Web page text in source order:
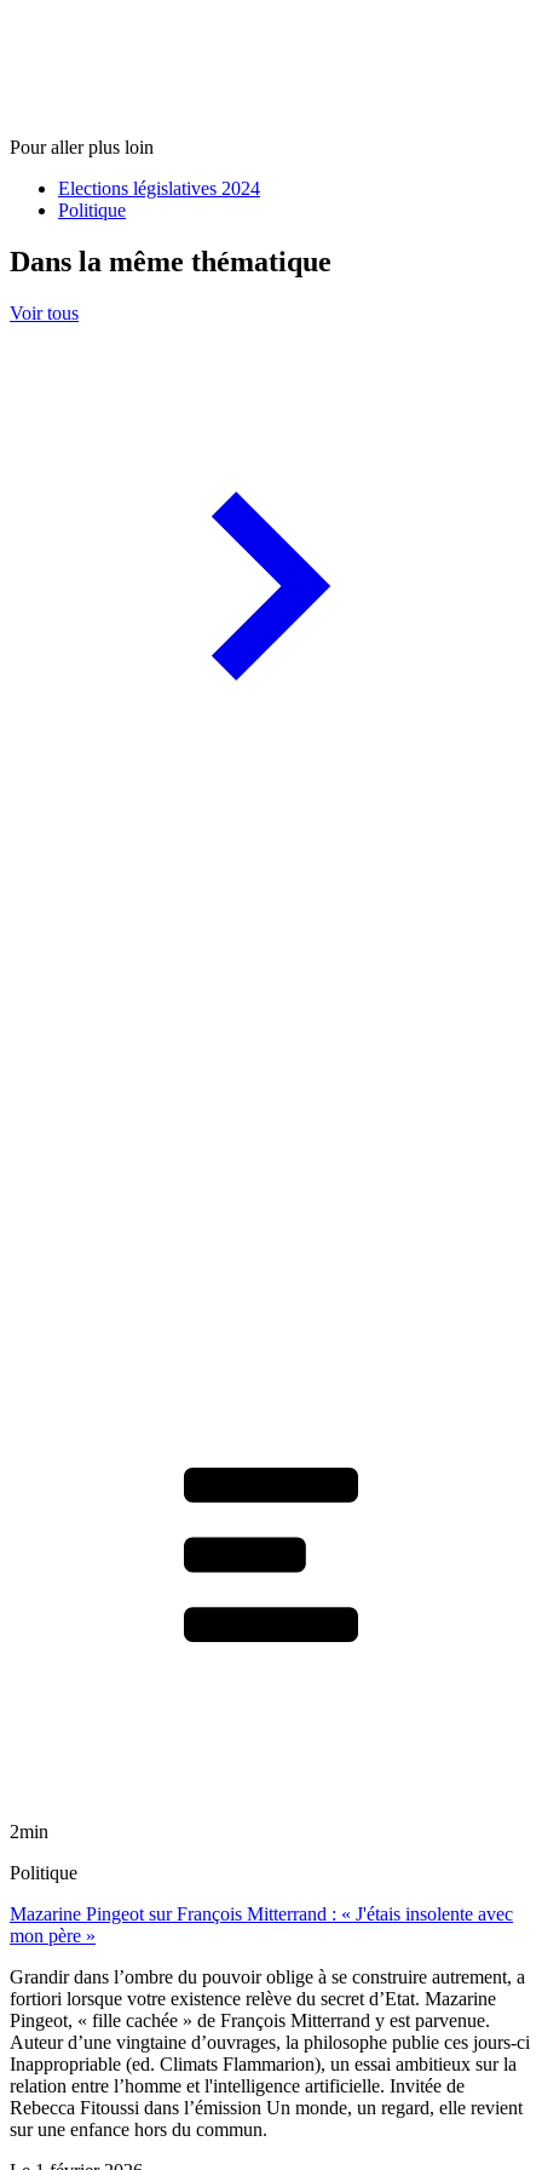
Pour aller plus loin
Elections législatives 2024
Politique
Dans la même thématique
Voir tous
2min
Politique
Mazarine Pingeot sur François Mitterrand : « J'étais insolente avec
mon père »
Grandir dans l’ombre du pouvoir oblige à se construire autrement, a
fortiori lorsque votre existence relève du secret d’Etat. Mazarine
Pingeot, « fille cachée » de François Mitterrand y est parvenue.
Auteur d’une vingtaine d’ouvrages, la philosophe publie ces jours-ci
Inappropriable (ed. Climats Flammarion), un essai ambitieux sur la
relation entre l’homme et l'intelligence artificielle. Invitée de
Rebecca Fitoussi dans l’émission Un monde, un regard, elle revient
sur une enfance hors du commun.